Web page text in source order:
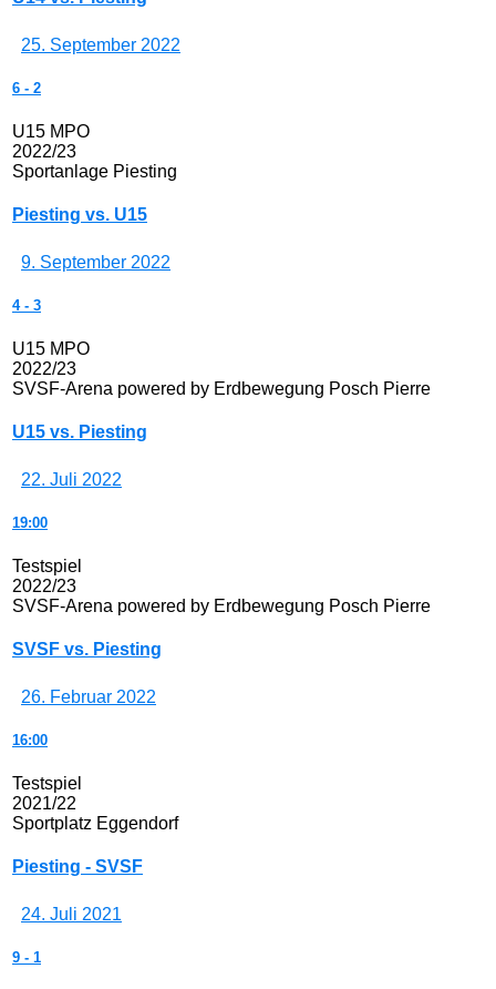
25. September 2022
6 - 2
U15 MPO
2022/23
Sportanlage Piesting
Piesting vs. U15
9. September 2022
4- 3
U15 MPO
2022/23
SVSF-Arena powered by Erdbewegung Posch Pierre
U15 vs. Piesting
22. Juli 2022
19:00
Testspiel
2022/23
SVSF-Arena powered by Erdbewegung Posch Pierre
SVSF vs. Piesting
26. Februar 2022
16:00
Testspiel
2021/22
Sportplatz Eggendorf
Piesting - SVSF
24. Juli 2021
9 - 1